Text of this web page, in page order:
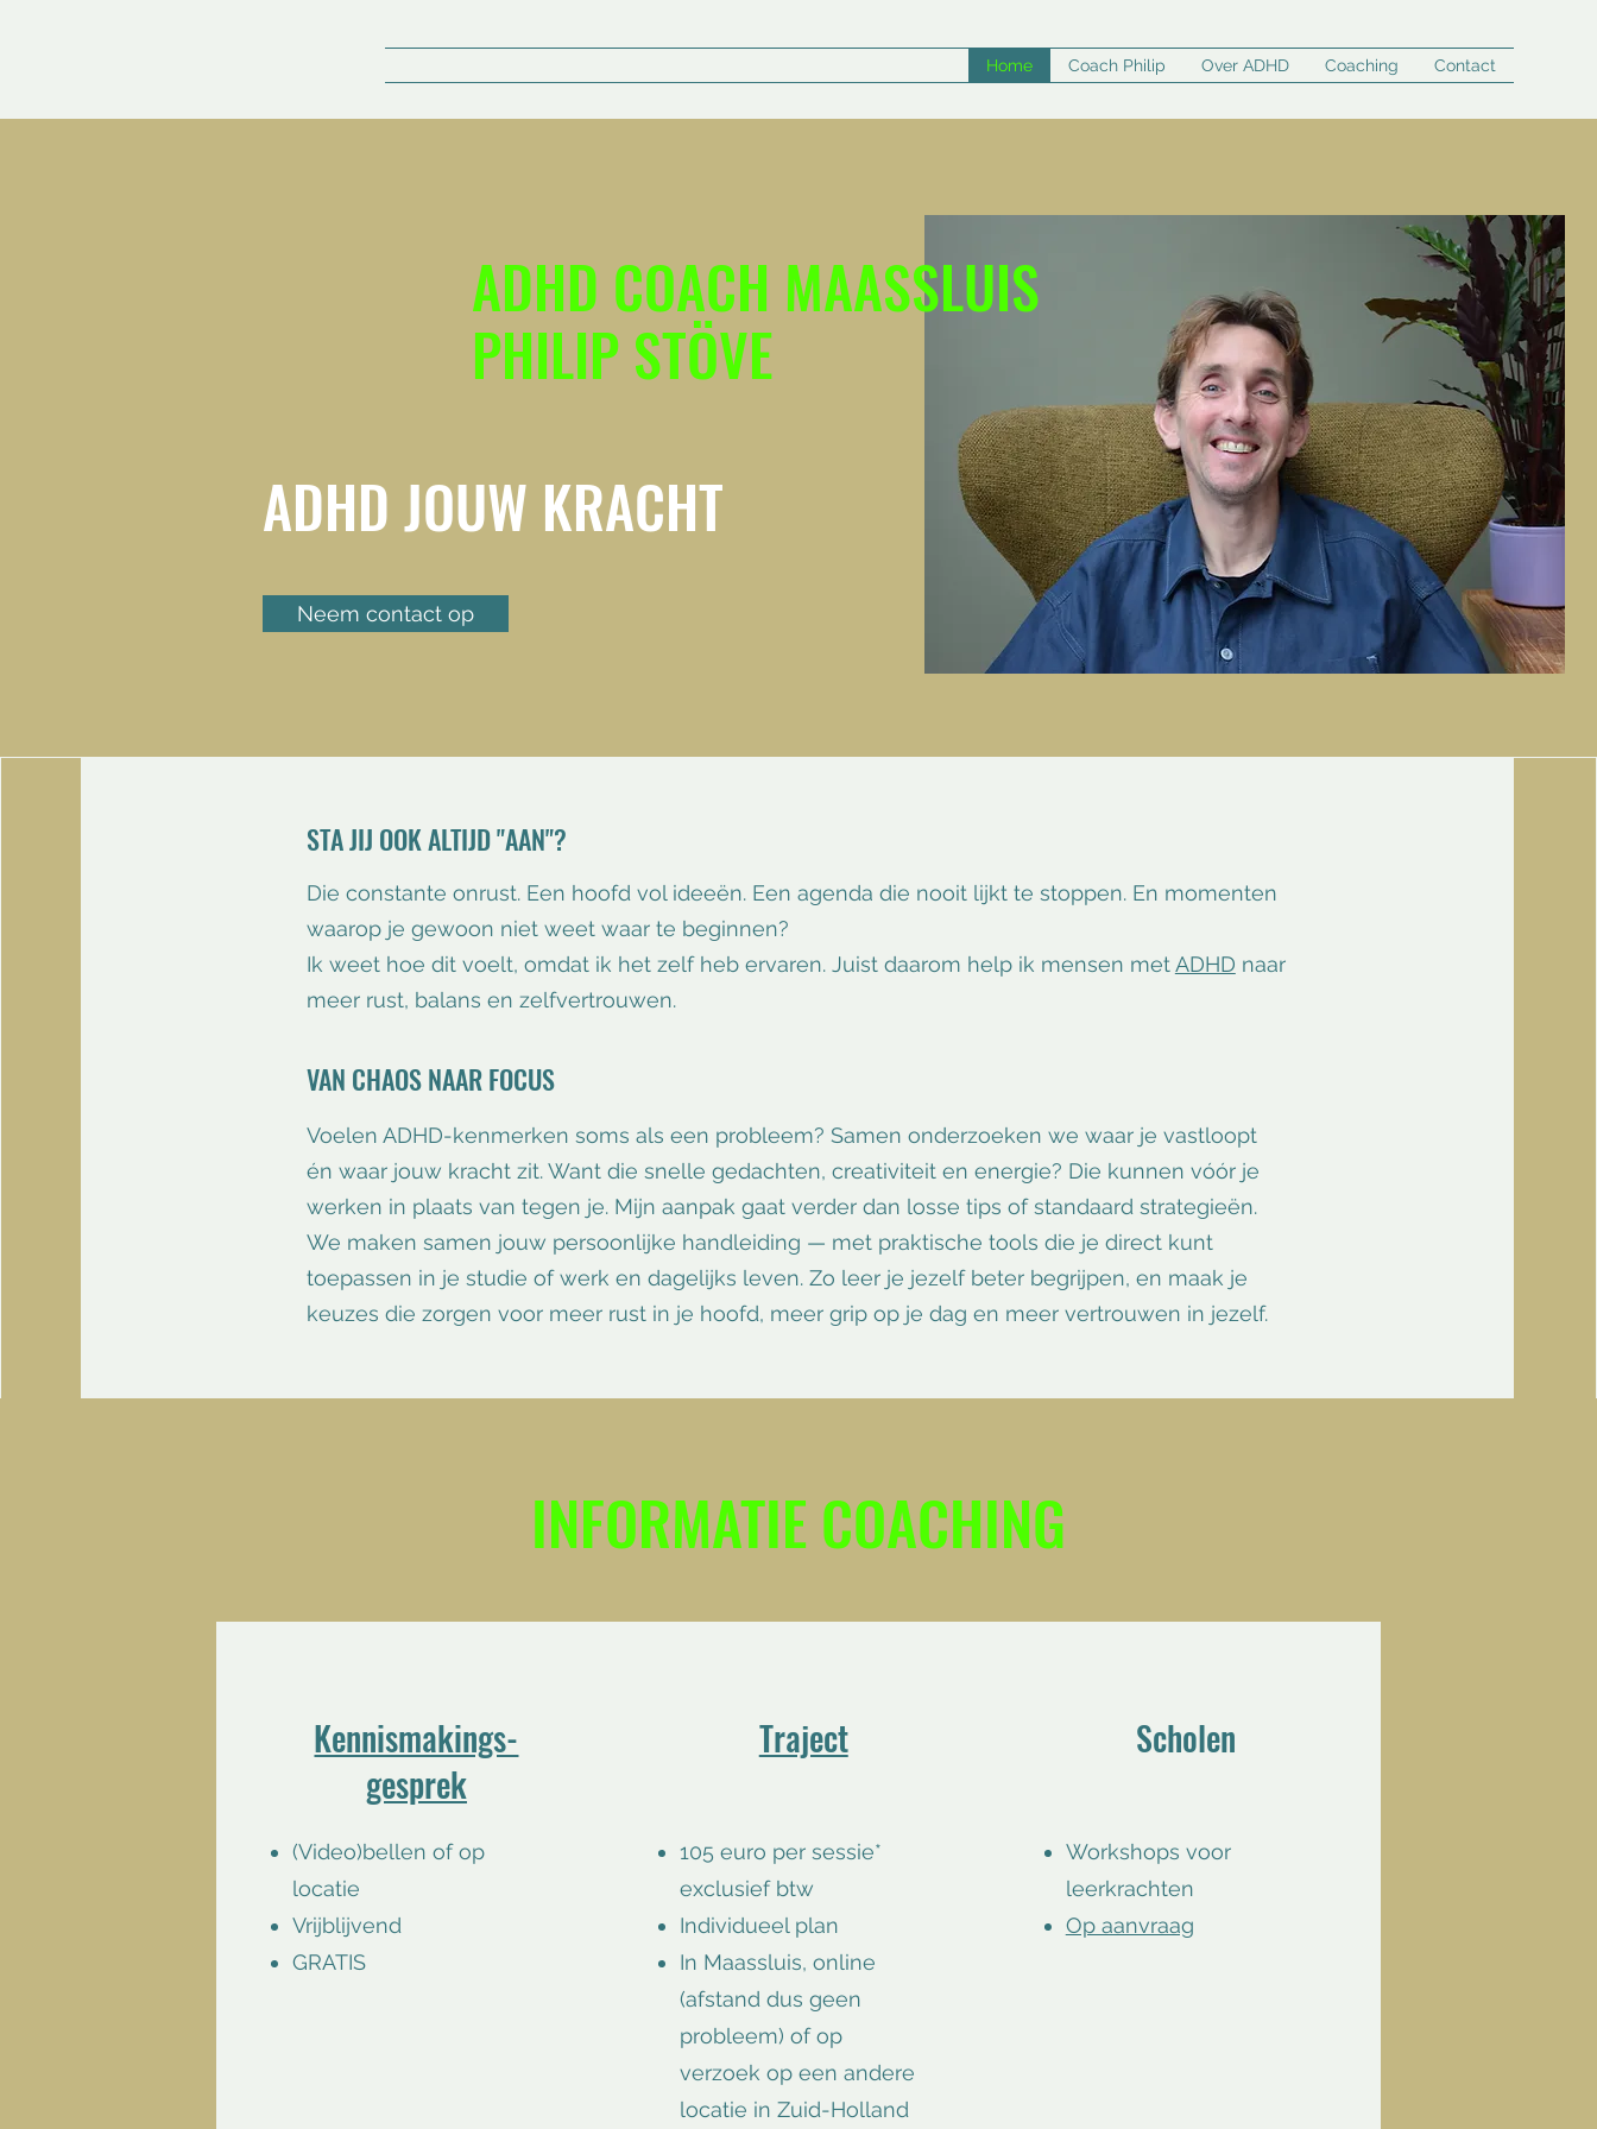
Home Coach Philip Over ADHD Coaching Contact
ADHD JOUW KRACHT
ADHD COACH MAASSLUIS
PHILIP STÖVE
Neem contact op
STA JIJ OOK ALTIJD "AAN"?
Die constante onrust. Een hoofd vol ideeën. Een agenda die nooit lijkt te stoppen. En momenten
waarop je gewoon niet weet waar te beginnen?
​Ik weet hoe dit voelt, omdat ik het zelf heb ervaren. Juist daarom help ik mensen metADHD naar
meer rust, balans en zelfvertrouwen.
VAN CHAOS NAAR FOCUS
​Voelen ADHD-kenmerken soms als een probleem? Samen onderzoeken we waar je vastloopt
én waar jouw kracht zit. Want die snelle gedachten, creativiteit en energie? Die kunnen vóór je
werken in plaats van tegen je. Mijn aanpak gaat verder dan losse tips of standaard strategieën.
We maken samen jouw persoonlijke handleiding — met praktische tools die je direct kunt
toepassen in je studie of werk en dagelijks leven. Zo leer je jezelf beter begrijpen, en maak je
keuzes die zorgen voor meer rust in je hoofd, meer grip op je dag en meer vertrouwen in jezelf.
INFORMATIE COACHING
Kennismakings-
gesprek
(Video)bellen of op
locatie
Vrijblijvend
GRATIS
Traject
105 euro per sessie*
exclusief btw
Individueel plan
In Maassluis, online
(afstand dus geen
probleem) of op
verzoek op een andere
locatie in Zuid-Holland
Scholen
Workshops voor
leerkrachten​
Op aanvraag